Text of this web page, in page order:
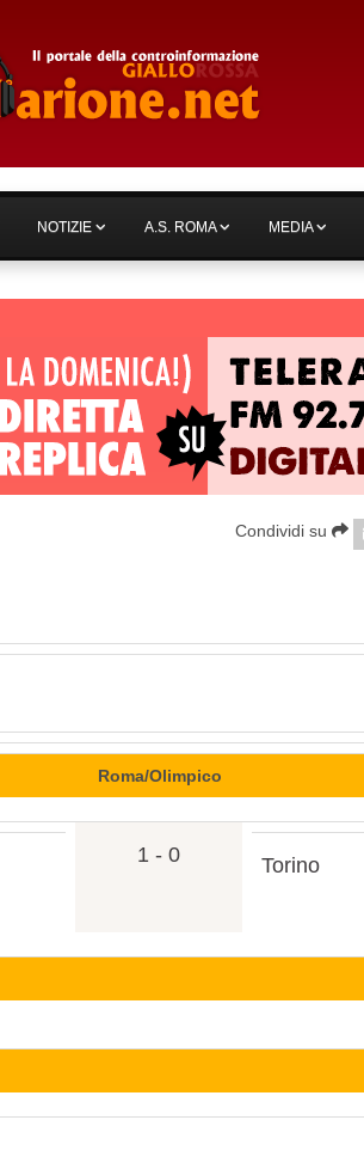
NOTIZIE A.S. ROMA MEDIA
Condividi su
Roma/Olimpico
1 - 0 Torino